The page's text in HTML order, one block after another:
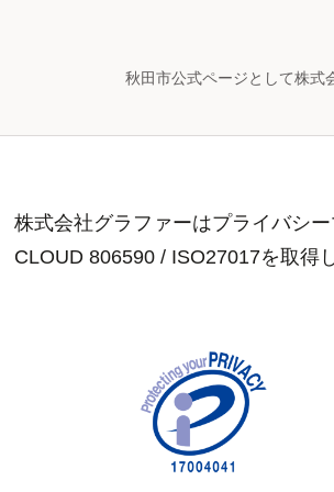
秋田市公式ページとして株式
株式会社グラファーはプライバシ
CLOUD 806590 / ISO27017を取得